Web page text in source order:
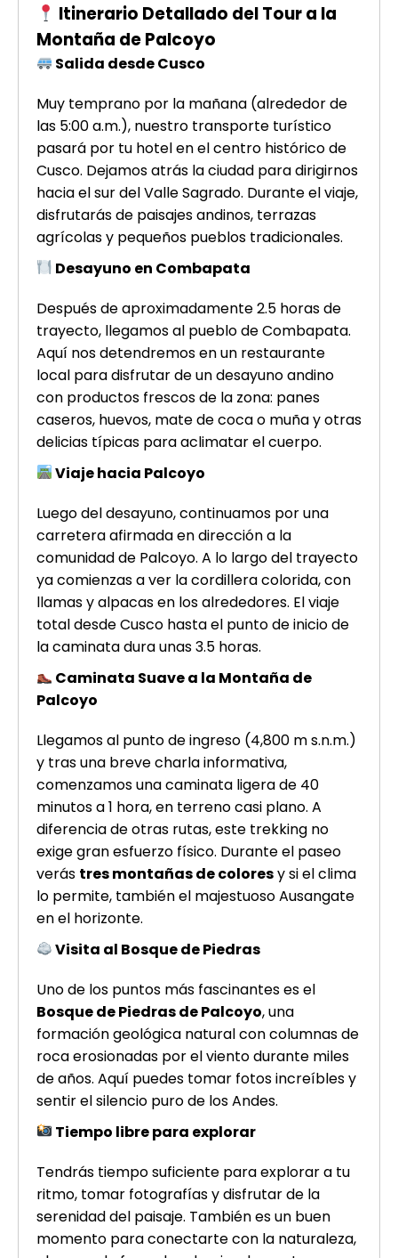
Itinerario Detallado del Tour a la
Montaña de Palcoyo
Salida desde Cusco
Muy temprano por la mañana (alrededor de
las 5:00 a.m.), nuestro transporte turístico
pasará por tu hotel en el centro histórico de
Cusco. Dejamos atrás la ciudad para dirigirnos
hacia el sur del Valle Sagrado. Durante el viaje,
disfrutarás de paisajes andinos, terrazas
agrícolas y pequeños pueblos tradicionales.
Desayuno en Combapata
Después de aproximadamente 2.5 horas de
trayecto, llegamos al pueblo de Combapata.
Aquí nos detendremos en un restaurante
local para disfrutar de un desayuno andino
con productos frescos de la zona: panes
caseros, huevos, mate de coca o muña y otras
delicias típicas para aclimatar el cuerpo.
Viaje hacia Palcoyo
Luego del desayuno, continuamos por una
carretera afirmada en dirección a la
comunidad de Palcoyo. A lo largo del trayecto
ya comienzas a ver la cordillera colorida, con
llamas y alpacas en los alrededores. El viaje
total desde Cusco hasta el punto de inicio de
la caminata dura unas 3.5 horas.
Caminata Suave a la Montaña de
Palcoyo
Llegamos al punto de ingreso (4,800 m s.n.m.)
y tras una breve charla informativa,
comenzamos una caminata ligera de 40
minutos a 1 hora, en terreno casi plano. A
diferencia de otras rutas, este trekking no
exige gran esfuerzo físico. Durante el paseo
verás tres montañas de coloresy si el clima
lo permite, también el majestuoso Ausangate
en el horizonte.
Visita al Bosque de Piedras
Uno de los puntos más fascinantes es el
Bosque de Piedras de Palcoyo, una
formación geológica natural con columnas de
roca erosionadas por el viento durante miles
de años. Aquí puedes tomar fotos increíbles y
sentir el silencio puro de los Andes.
Tiempo libre para explorar
Tendrás tiempo suficiente para explorar a tu
ritmo, tomar fotografías y disfrutar de la
serenidad del paisaje. También es un buen
momento para conectarte con la naturaleza,